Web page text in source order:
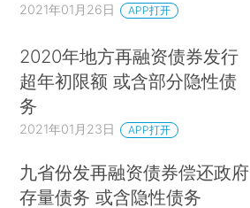
2021年01月26日 APP打开
2020年地方再融资债券发行
超年初限额 或含部分隐性债
务
2021年01月23日 APP打开
九省份发再融资债券偿还政府
存量债务 或含隐性债务